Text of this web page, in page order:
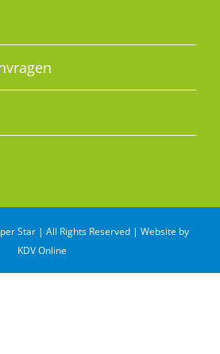
Star | All Rights Reserved | Website by
KDV Online